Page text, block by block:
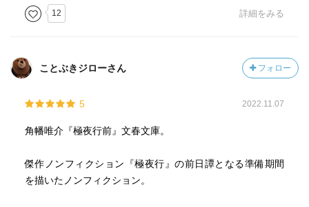
12 詳細をみる
ことぶきジローさん フォロー
5 2022.11.07
角幡唯介『極夜行前』文春文庫。
傑作ノンフィクション『極夜行』の前日譚となる準備期間
を描いたノンフィクション。